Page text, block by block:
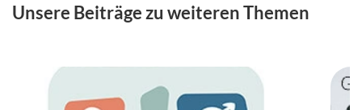
Unsere Beiträge zu weiteren Themen